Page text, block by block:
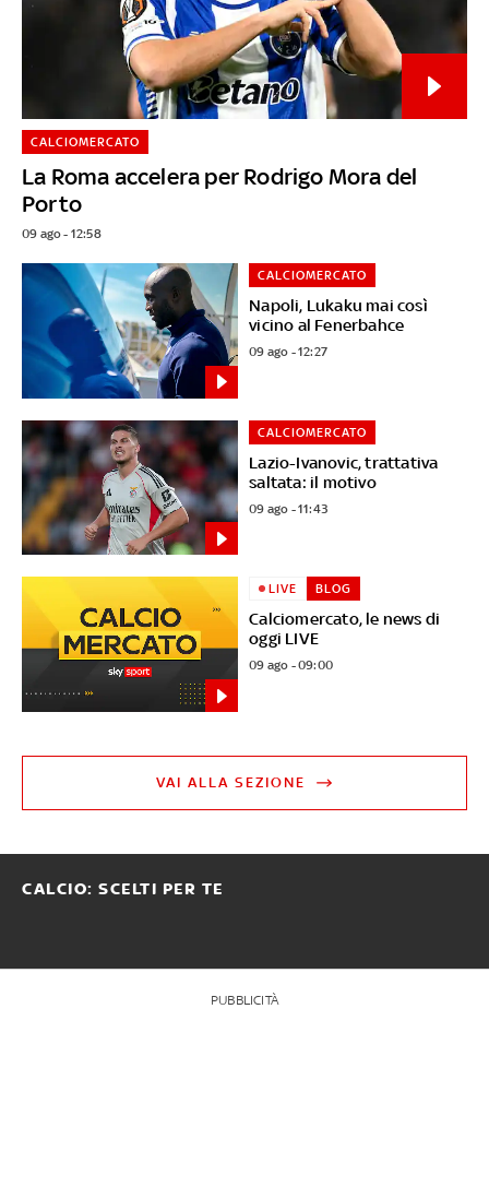
La Roma accelera per Rodrigo Mora del
Porto
CALCIOMERCATO
09 ago - 12:58
Napoli, Lukaku mai così
vicino al Fenerbahce
CALCIOMERCATO
09 ago - 12:27
Lazio-Ivanovic, trattativa
saltata: il motivo
CALCIOMERCATO
09 ago - 11:43
Calciomercato, le news di
oggi LIVE
LIVE BLOG
09 ago - 09:00
VAI ALLA SEZIONE
CALCIO: SCELTI PER TE
PUBBLICITÀ